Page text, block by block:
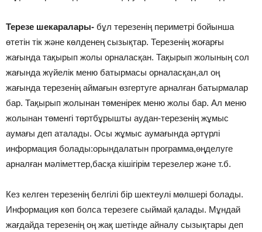
Терезе шекаралары- бұл терезенің периметрі бойынша
өтетін тік және көлденең сызықтар. Терезенің жоғарғы
жағында тақырып жолы орналасқан. Тақырып жолының сол
жағында жүйелік меню батырмасы орналасқан,ал оң
жағында терезенің аймағын өзгертуге арналған батырмалар
бар. Тақырып жолынан төменірек меню жолы бар. Ал меню
жолынан төменгі төртбұрышты аудан-терезенің жұмыс
аумағы деп аталады. Осы жұмыс аумағында әртүрлі
информация болады:орындалатын программа,өңделуге
арналған мәліметтер,басқа кішігірім терезелер және т.б.
Кез келген терезенің белгілі бір шектеулі мөлшері болады.
Информация көп болса терезеге сыймай қалады. Мұндай
жағдайда терезенің оң жақ шетінде айналу сызықтары деп